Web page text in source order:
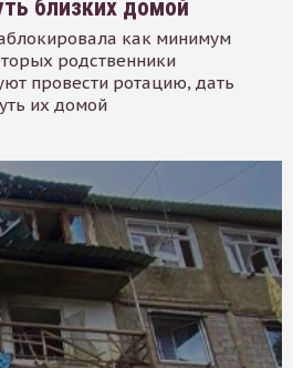
близких домой
как минимум
родственники
провести ротацию, дать
их домой